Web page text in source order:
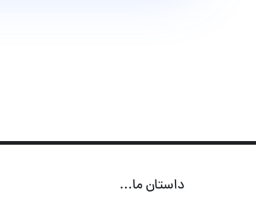
داستان ما...